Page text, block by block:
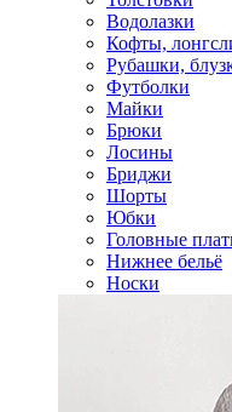
Водолазки
Кофты,
Рубашки,
Футболки
Майки
Брюки
Лосины
Бриджи
Шорты
Юбки
Головные
Нижнее бельё
Носки